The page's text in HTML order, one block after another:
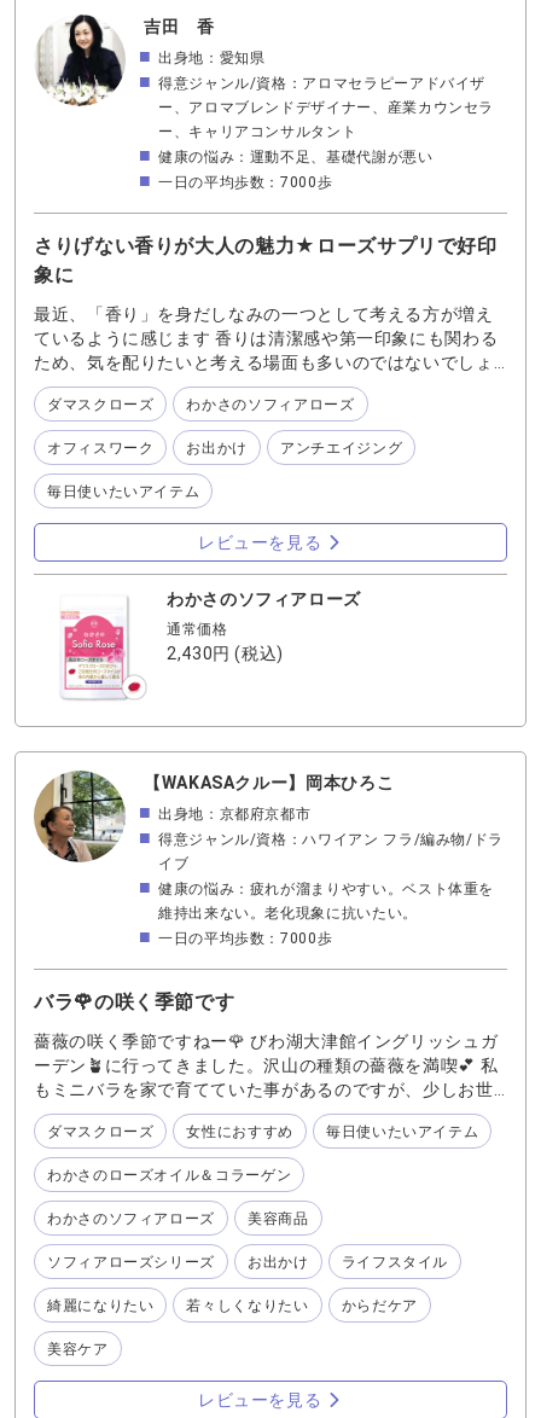
ャージ🌹バラのような凛とした女性を目指したいもので
す。
吉田 香
出身地：愛知県
得意ジャンル/資格：アロマセラピーアドバイザ
ー、アロマブレンドデザイナー、産業カウンセラ
ー、キャリアコンサルタント
健康の悩み：運動不足、基礎代謝が悪い
一日の平均歩数：7000歩
さりげない香りが大人の魅力★ローズサプリで好印
象に
最近、「香り」を身だしなみの一つとして考える方が増え
ているように感じます 香りは清潔感や第一印象にも関わる
ため、気を配りたいと考える場面も多いのではないでしょ
うか 香りといえば、香水やボディミストなど外からつける
ものを思い浮かべる方が多いと思います 香水は気分を変え
たいときや特別な日には使いたいものですが ・職場やPTA
の集まりでは香りを控えたい ・食事の場では強い香りは避
けたい ・つけ直しが難しい そんな場面も意外に多いと感じ
ます その点、香りのサプリは、外出前に香りを気にして準
備する必要がないことや、気になる時だけ取り入れられる
点も便利です 『わかさのソフィアローズ』は希少なブルガ
リア産ダマスクローズ100％使用 ダマスクローズは、香り
の良さから高級ブランドの香水にも使用されることで知ら
れており、やさしく上品な香りが特徴といわれています サ
プリなのに、香水のような優雅な香りも楽しめる点も魅力
です また、ローズの香りは、やさしく上品な雰囲気を感じ
させるだけでなく、リラックスや気分転換にも取り入れら
れる香りとしても知られています ふとした瞬間に気持ちが
落ち着いたり、自然と深呼吸したくなるような心地よさを
感じることがあります 香りは自分のためだけでなく、周囲
への印象にもつながるもの 近距離で会話をする時や、人と
すれ違う瞬間など、なにげない場面でも意外と記憶に残る
ものです だからこそ、強く主張する香りではなく、ふんわ
り香る方が好印象のポイントになるのかもしれません 「香
りはつけるもの」から 「日常の習慣として整えるもの」へ
香りのサプリは、毎日の生活の中で気軽に香りを取り入れ
やすいアイテムです ぜひ試してみてくださいね
ダマスクローズ わかさのソフィアローズ
オフィスワーク お出かけ アンチエイジング
毎日使いたいアイテム
レビューを見る
わかさのソフィアローズ
通常価格
2,430円(税込)
【WAKASAクルー】岡本ひろこ
出身地：京都府京都市
得意ジャンル/資格：ハワイアン フラ/編み物/ドラ
イブ
健康の悩み：疲れが溜まりやすい。ベスト体重を
維持出来ない。老化現象に抗いたい。
一日の平均歩数：7000歩
バラ🌹の咲く季節です
薔薇の咲く季節ですねー🌹 びわ湖大津館イングリッシュガ
ーデン🪴に行ってきました。沢山の種類の薔薇を満喫💕 私
もミニバラを家で育てていた事があるのですが、少しお世
話か出来ない期間があってすっかり枯らせてしまいました
💦近所にも素敵な薔薇のお庭を作っておられるお宅があり
いつもこの時期楽しませていただいています♪ 年に2回、薔
薇の咲く季節がありますが、私は年中バラ🌹の香りに癒さ
れたいタイプなので『わかさのソフィアローズ』のサプリ
メントを活用しています✨ ブルガリのダマスクロースから
摂れるローズオイルを口からいただく事によって、身体の
中からほのかに香る感じが良いのです❣️ 香水のように直接
体につけるのでは無くて、微かに香るのがオシャレですね
ー♪ 同じく『わかさのローズオイル＆コラーゲン』や『ソ
フィアローズシャンプー』『ソフィアローズトリートメン
ト』等と一緒に使うのがオススメです！
ダマスクローズ 女性におすすめ 毎日使いたいアイテム
わかさのローズオイル＆コラーゲン
わかさのソフィアローズ 美容商品
ソフィアローズシリーズ お出かけ ライフスタイル
綺麗になりたい 若々しくなりたい からだケア
美容ケア
レビューを見る